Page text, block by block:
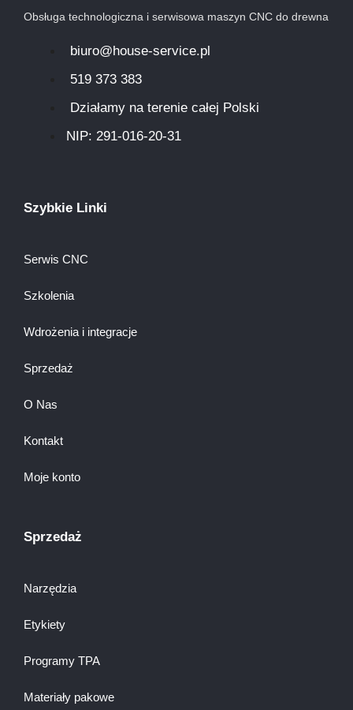
Obsługa technologiczna i serwisowa maszyn CNC do drewna
biuro@house-service.pl
519 373 383
Działamy na terenie całej Polski
NIP: 291-016-20-31​
Szybkie Linki
Serwis CNC
Szkolenia
Wdrożenia i integracje
Sprzedaż
O Nas
Kontakt
Moje konto
Sprzedaż
Narzędzia
Etykiety
Programy TPA
Materiały pakowe